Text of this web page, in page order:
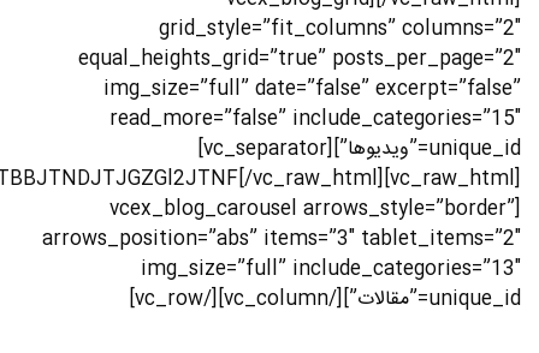
grid_style=”fit_columns” columns=”2″
equal_heights_grid=”true” posts_per_page=”2″
img_size=”full” date=”false” excerpt=”false”
read_more=”false” include_categories=”15″
unique_id=”ویدیوها”][vc_separator]
vc_raw_html]
[vcex_blog_carousel arrows_style=”border”
arrows_position=”abs” items=”3″ tablet_items=”2″
img_size=”full” include_categories=”13″
unique_id=”مقالات”][/vc_column][/vc_row]